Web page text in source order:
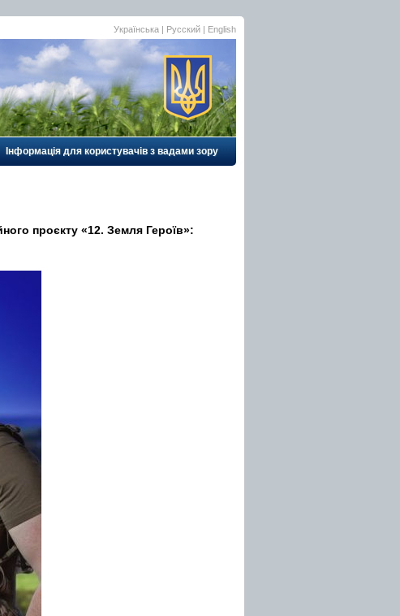
Українська | Русский | English
Інформація для користувачів з вадами зору
проєкту «12. Земля Героїв»: